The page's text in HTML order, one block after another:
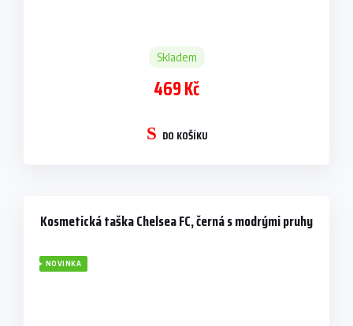
Skladem
469 Kč
DO KOŠÍKU
Kosmetická taška Chelsea FC, černá s modrými pruhy
NOVINKA